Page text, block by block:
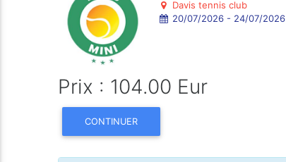
Davis tennis club
20/07/2026 - 24/07/2026
Prix : 104.00 Eur
CONTINUER